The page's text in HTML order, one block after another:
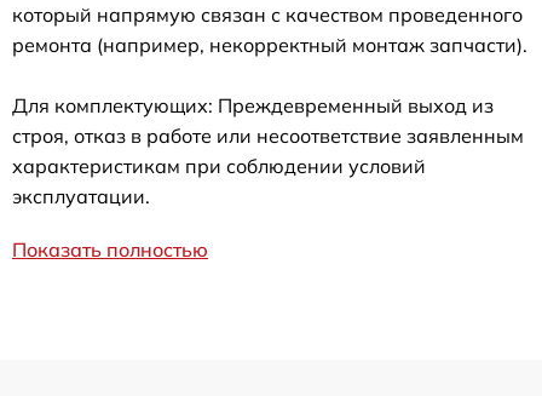
который напрямую связан с качеством проведенного
ремонта (например, некорректный монтаж запчасти).
Для комплектующих: Преждевременный выход из
строя, отказ в работе или несоответствие заявленным
характеристикам при соблюдении условий
эксплуатации.
Показать полностью